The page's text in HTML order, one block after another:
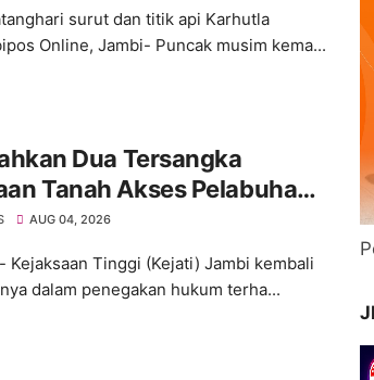
surut dan titik api Karhutla
Online, Jambi- Puncak musim kema...
Dua Tersangka
Tanah Akses Pelabuhan
Penuntut Umum
AUG 04, 2026
Kejaksaan Tinggi (Kejati) Jambi kembali
dalam penegakan hukum terha...